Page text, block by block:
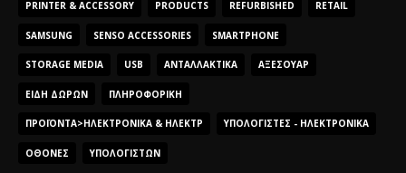
PRINTER & ACCESSORY PRODUCTS REFURBISHED RETAIL
SAMSUNG SENSO ACCESSORIES SMARTPHONE
STORAGE MEDIA USB ΑΝΤΑΛΛΑΚΤΙΚΆ ΑΞΕΣΟΥΆΡ
ΕΊΔΗ ΔΏΡΩΝ ΠΛΗΡΟΦΟΡΙΚΉ
ΠΡΟΪΌΝΤΑ>ΗΛΕΚΤΡΟΝΙΚΆ & ΗΛΕΚΤΡ ΥΠΟΛΟΓΙΣΤΈΣ - ΗΛΕΚΤΡΟΝΙΚΆ
ΟΘΌΝΕΣ ΥΠΟΛΟΓΙΣΤΏΝ